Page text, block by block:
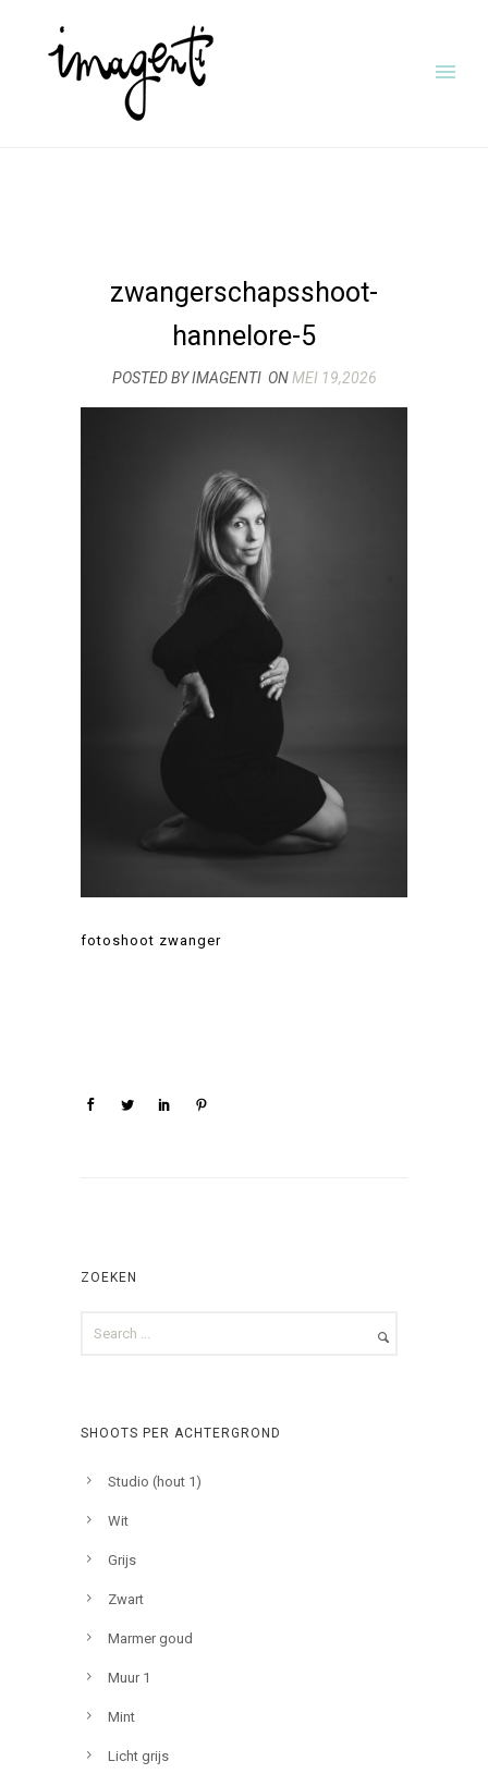
zwangerschapsshoot-
hannelore-5
POSTED BY IMAGENTI ONMEI 19,2026
fotoshoot zwanger
ZOEKEN
SHOOTS PER ACHTERGROND
Studio (hout 1)
Wit
Grijs
Zwart
Marmer goud
Muur 1
Mint
Licht grijs